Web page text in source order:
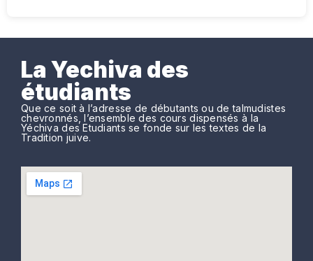
La Yechiva des
étudiants
Que ce soit à l’adresse de débutants ou de talmudistes
chevronnés, l’ensemble des cours dispensés à la
Yéchiva des Etudiants se fonde sur les textes de la
Tradition juive.